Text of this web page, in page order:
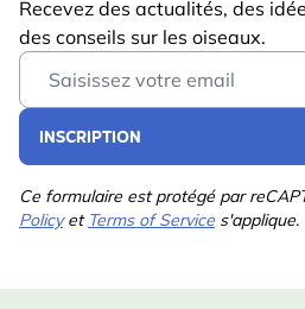
Recevez des actualités, des
des conseils sur les oiseaux.
Email Address
INSCRIPTION
Ce formulaire est protégé par
Policyet Terms of Service s'applique.